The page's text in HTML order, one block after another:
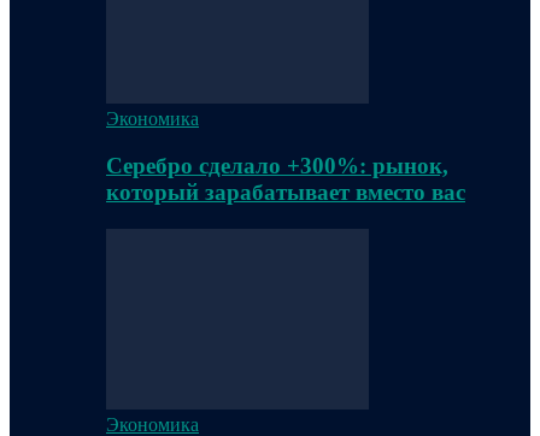
Экономика
Серебро сделало +300%: рынок,
который зарабатывает вместо вас
Экономика